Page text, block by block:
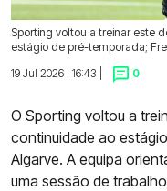
Sporting voltou a treinar este
estágio de pré-temporada;
19 Jul 2026 | 16:43 |
0
O Sporting voltou a
continuidade ao
Algarve. A equipa
uma sessão de